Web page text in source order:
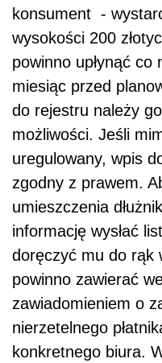
konsument -
wysokości 200
powinno upłynąć
miesiąc przed
do rejestru należy
możliwości. Jeśli
uregulowany, wpis
zgodny z prawem.
umieszczenia
informację wysłać
doręczyć mu do rąk
powinno zawierać
zawiadomieniem o
nierzetelnego
konkretnego biura.